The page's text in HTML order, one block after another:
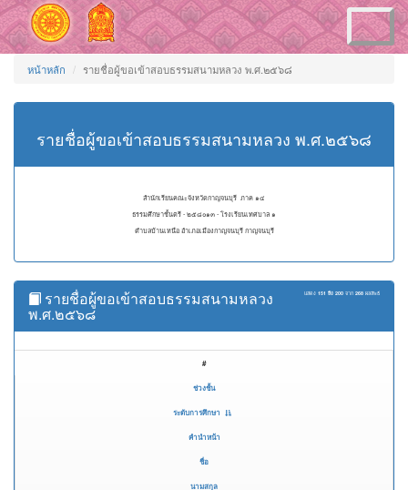
Toggle
navigation
หน้าหลัก รายชื่อผู้ขอเข้าสอบธรรมสนามหลวง พ.ศ.๒๕๖๘
รายชื่อผู้ขอเข้าสอบธรรมสนามหลวง พ.ศ.๒๕๖๘
สำนักเรียนคณะจังหวัดกาญจนบุรี ภาค ๑๔
ธรรมศึกษาชั้นตรี - ๒๕๘๐๑๓ - โรงเรียนเทศบาล ๑
ตำบลบ้านเหนือ อำเภอเมืองกาญจนบุรี กาญจนบุรี
แสดง 151 ถึง 200 จาก 268 ผลลัพธ์
รายชื่อผู้ขอเข้าสอบธรรมสนามหลวง
พ.ศ.๒๕๖๘
#
ช่วงชั้น
ระดับการศึกษา
คำนำหน้า
ชื่อ
นามสกุล